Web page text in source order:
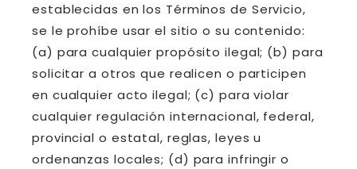
establecidas en los Términos de Servicio,
se le prohíbe usar el sitio o su contenido:
(a) para cualquier propósito ilegal; (b) para
solicitar a otros que realicen o participen
en cualquier acto ilegal; (c) para violar
cualquier regulación internacional, federal,
provincial o estatal, reglas, leyes u
ordenanzas locales; (d) para infringir o